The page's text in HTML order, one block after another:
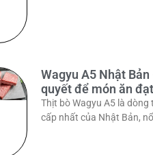
Wagyu A5 Nhật Bản
quyết để món ăn
cao hương vị
Thịt bò Wagyu A5 là dòng
cấp nhất của Nhật Bản,